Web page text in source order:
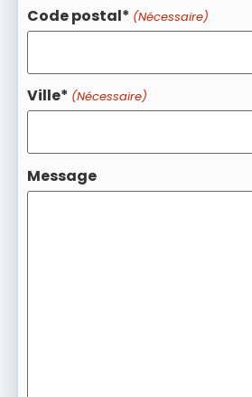
Code postal* (Nécessaire)
Ville* (Nécessaire)
Message